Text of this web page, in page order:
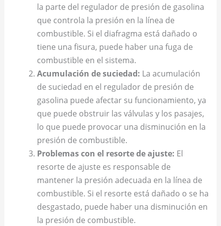
la parte del regulador de presión de gasolina
que controla la presión en la línea de
combustible. Si el diafragma está dañado o
tiene una fisura, puede haber una fuga de
combustible en el sistema.
Acumulación de suciedad: La acumulación
de suciedad en el regulador de presión de
gasolina puede afectar su funcionamiento, ya
que puede obstruir las válvulas y los pasajes,
lo que puede provocar una disminución en la
presión de combustible.
Problemas con el resorte de ajuste: El
resorte de ajuste es responsable de
mantener la presión adecuada en la línea de
combustible. Si el resorte está dañado o se ha
desgastado, puede haber una disminución en
la presión de combustible.